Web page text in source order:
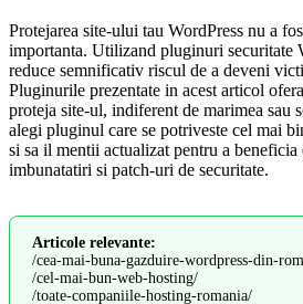
Protejarea site-ului tau WordPress nu a
importanta. Utilizand pluginuri securitate
reduce semnificativ riscul de a deveni
Pluginurile prezentate in acest articol
proteja site-ul, indiferent de marimea sau
alegi pluginul care se potriveste cel mai
si sa il mentii actualizat pentru a beneficia
imbunatatiri si patch-uri de securitate.
Articole relevante:
/cea-mai-buna-gazduire-wordpress-din-
/cel-mai-bun-web-hosting/
/toate-companiile-hosting-romania/